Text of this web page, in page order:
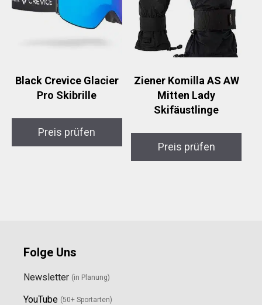
Black Crevice Glacier
Pro Skibrille
Preis prüfen
Ziener Komilla AS AW
Mitten Lady
Skifäustlinge
Preis prüfen
Folge Uns
Newsletter (in Planung)
YouTube (50+ Sportarten)